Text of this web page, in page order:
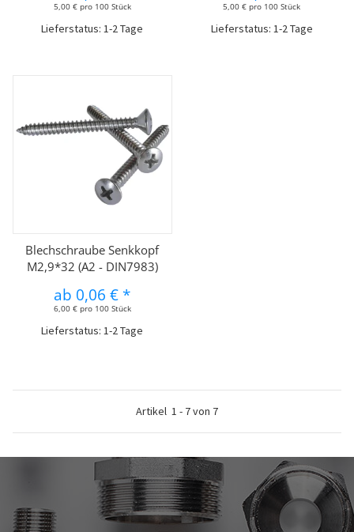
5,00 € pro 100 Stück
Lieferstatus: 1-2 Tage
5,00 € pro 100 Stück
Lieferstatus: 1-2 Tage
Blechschraube Senkkopf
M2,9*32 (A2 - DIN7983)
ab 0,06 € *
6,00 € pro 100 Stück
Lieferstatus: 1-2 Tage
Artikel 1 - 7von 7